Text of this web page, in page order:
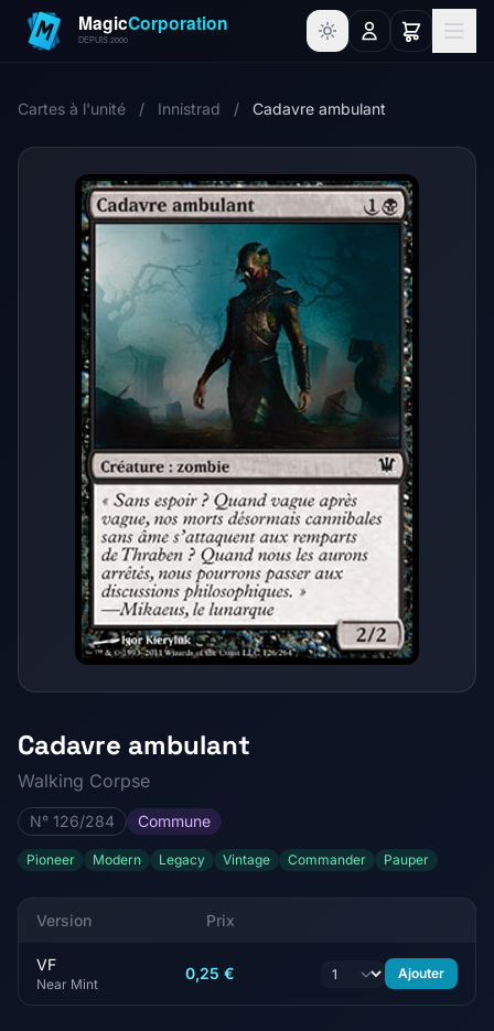
Cartes à l'unité / Innistrad / Cadavre ambulant
Cadavre ambulant
Walking Corpse
N° 126/284 Commune
Pioneer Modern Legacy Vintage Commander Pauper
Version Prix
VF
Near Mint
0,25 € Ajouter